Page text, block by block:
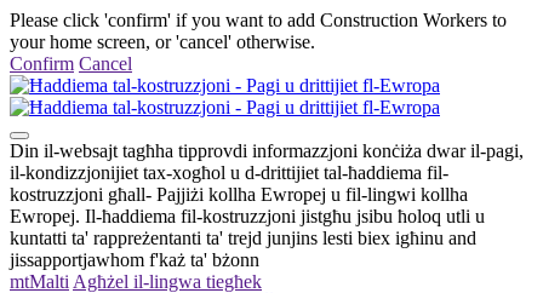
Please click 'confirm' if you want to add Construction Workers to
your home screen, or 'cancel' otherwise.
Confirm Cancel
Din il-websajt tagħha tipprovdi informazzjoni konċiża dwar il-pagi,
il-kondizzjonijiet tax-xogħol u d-drittijiet tal-ħaddiema fil-
kostruzzjoni għall- Pajjiżi kollha Ewropej u fil-lingwi kollha
Ewropej. Il-ħaddiema fil-kostruzzjoni jistgħu jsibu ħoloq utli u
kuntatti ta' rappreżentanti ta' trejd junjins lesti biex igħinu and
jissapportjawhom f'każ ta' bżonn
mtMalti Agħżel il-lingwa tiegħek